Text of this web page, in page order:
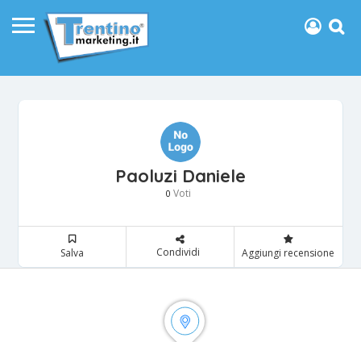
Paoluzi Daniele
0 Voti
Salva Condividi Aggiungi recensione